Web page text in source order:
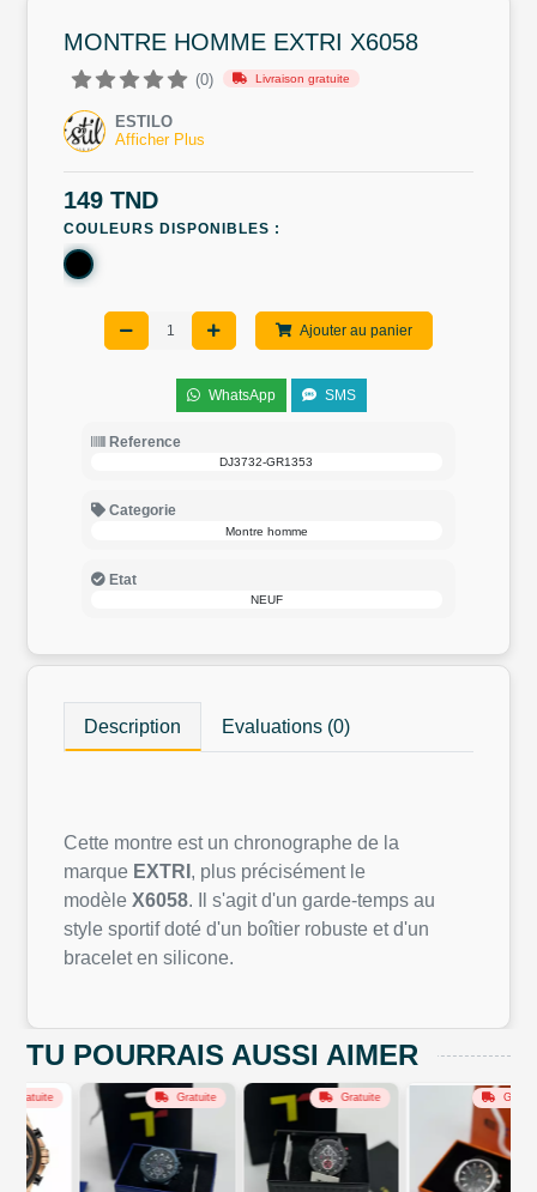
MONTRE HOMME EXTRI X6058
(0) Livraison gratuite
ESTILO
Afficher Plus
149 TND
COULEURS DISPONIBLES :
Ajouter au panier
WhatsApp SMS
Reference
DJ3732-GR1353
Categorie
Montre homme
Etat
NEUF
Description Evaluations (0)
Cette montre est un chronographe de la
marque EXTRI , plus précisément le
modèle X6058. Il s'agit d'un garde-temps au
style sportif doté d'un boîtier robuste et d'un
bracelet en silicone.
TU POURRAIS AUSSI AIMER
Gratuite Gratuite Gratuite